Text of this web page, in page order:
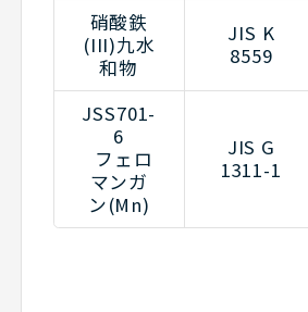
硝酸鉄
(III)九水
和物
JIS K
8559
JSS701-
6
フェロ
マンガ
ン(Mn)
JIS G
1311-1